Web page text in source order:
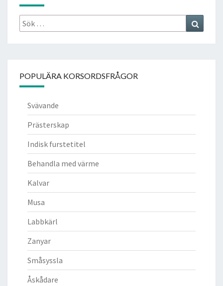
Sök
efter:
POPULÄRA KORSORDSFRÅGOR
Svävande
Prästerskap
Indisk furstetitel
Behandla med värme
Kalvar
Musa
Labbkärl
Zanyar
Småsyssla
Åskådare